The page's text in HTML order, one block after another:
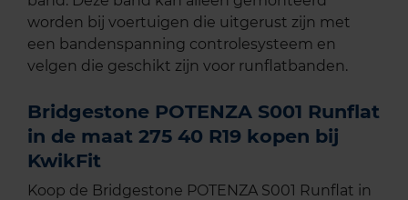
worden bij voertuigen die uitgerust zijn met
een bandenspanning controlesysteem en
velgen die geschikt zijn voor runflatbanden.
Bridgestone POTENZA S001 Runflat
in de maat 275 40 R19 kopen bij
KwikFit
Koop de Bridgestone POTENZA S001 Runflat in